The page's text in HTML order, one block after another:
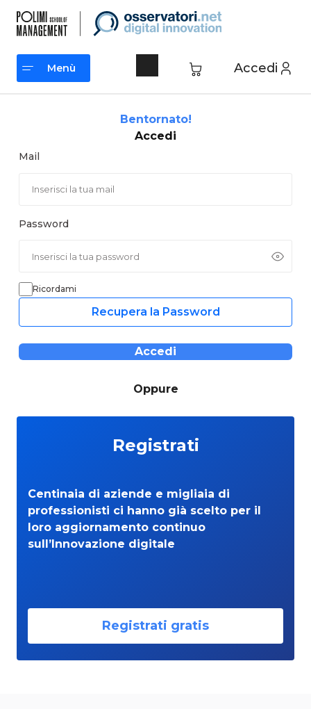
contenuto
Accedi
Menù
Bentornato!
Accedi
Mail
Password
Ricordami
Recupera la Password
Accedi
Oppure
Registrati
Centinaia di aziende e migliaia di
professionisti ci hanno già scelto per il
loro aggiornamento continuo
sull’Innovazione digitale
Registrati gratis